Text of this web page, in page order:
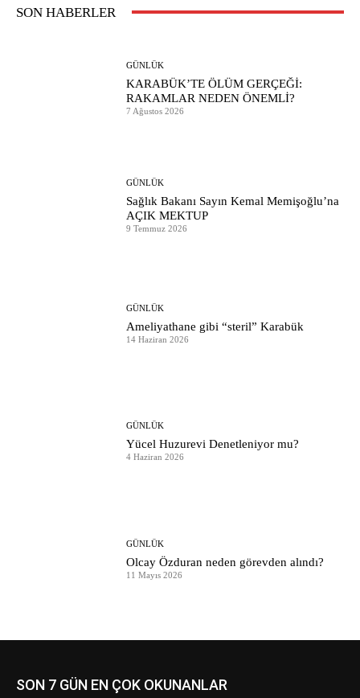
SON HABERLER
GÜNLÜK
KARABÜK’TE ÖLÜM GERÇEĞİ:
RAKAMLAR NEDEN ÖNEMLİ?
7 Ağustos 2026
GÜNLÜK
Sağlık Bakanı Sayın Kemal Memişoğlu’na
AÇIK MEKTUP
9 Temmuz 2026
GÜNLÜK
Ameliyathane gibi “steril” Karabük
14 Haziran 2026
GÜNLÜK
Yücel Huzurevi Denetleniyor mu?
4 Haziran 2026
GÜNLÜK
Olcay Özduran neden görevden alındı?
11 Mayıs 2026
SON 7 GÜN EN ÇOK OKUNANLAR